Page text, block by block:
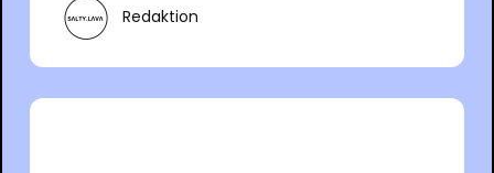
Redaktion